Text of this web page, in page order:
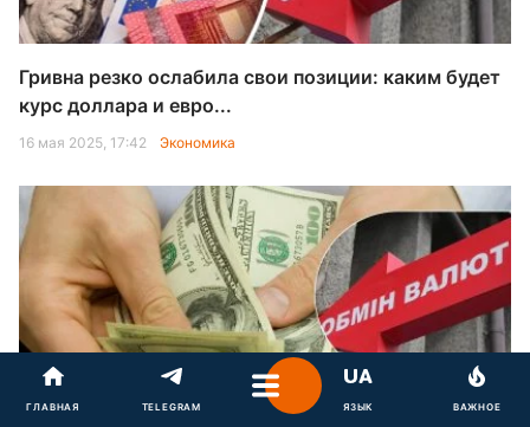
Гривна резко ослабила свои позиции: каким будет
курс доллара и евро...
16 мая 2025, 17:42 Экономика
ГЛАВНАЯ TELEGRAM ЯЗЫК ВАЖНОЕ